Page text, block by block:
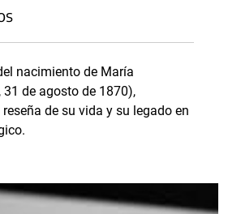
nacimiento de María
de agosto de 1870),
de su vida y su legado en